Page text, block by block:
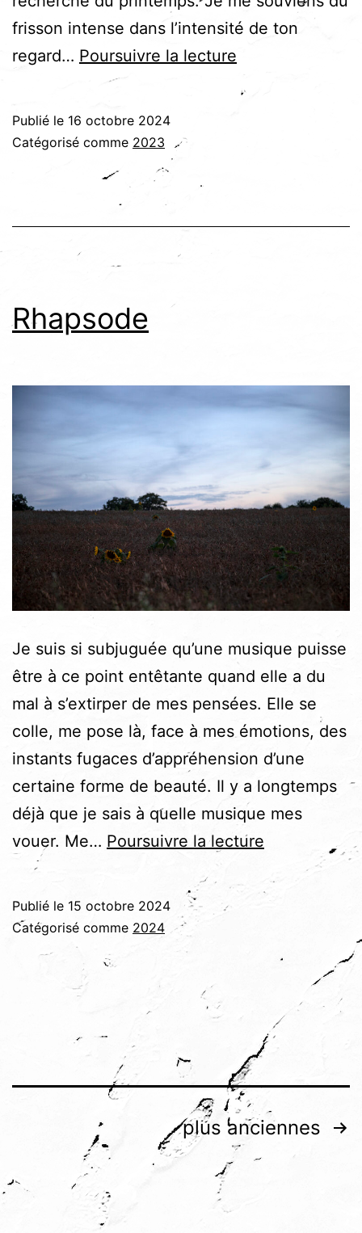
frisson intense dans l’intensité de ton
regard… Poursuivre la lecture
Publié le 16 octobre 2024
Catégorisé comme 2023
Rhapsode
Je suis si subjuguée qu’une musique puisse
être à ce point entêtante quand elle a du
mal à s’extirper de mes pensées. Elle se
colle, me pose là, face à mes émotions, des
instants fugaces d’appréhension d’une
certaine forme de beauté. Il y a longtemps
déjà que je sais à quelle musique mes
vouer. Me… Poursuivre la lecture
Publié le 15 octobre 2024
Catégorisé comme 2024
Pagination
publications
plus anciennes